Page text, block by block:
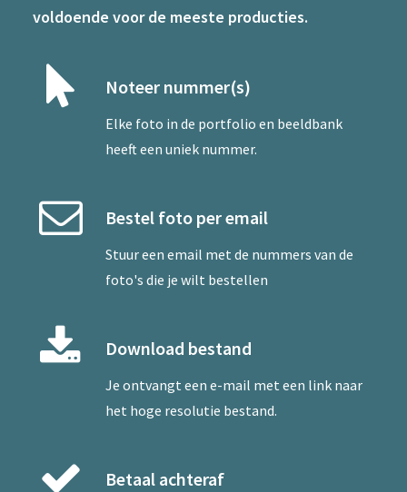
voldoende voor de meeste producties.
Noteer nummer(s)
Elke foto in de portfolio en beeldbank
heeft een uniek nummer.
Bestel foto per email
Stuur een email met de nummers van de
foto's die je wilt bestellen
Download bestand
Je ontvangt een e-mail met een link naar
het hoge resolutie bestand.
Betaal achteraf